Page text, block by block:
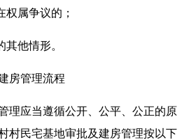
属争议的；
他情形。
管理流程
应当遵循公开、公平、公正的原
村民宅基地审批及建房管理按以下